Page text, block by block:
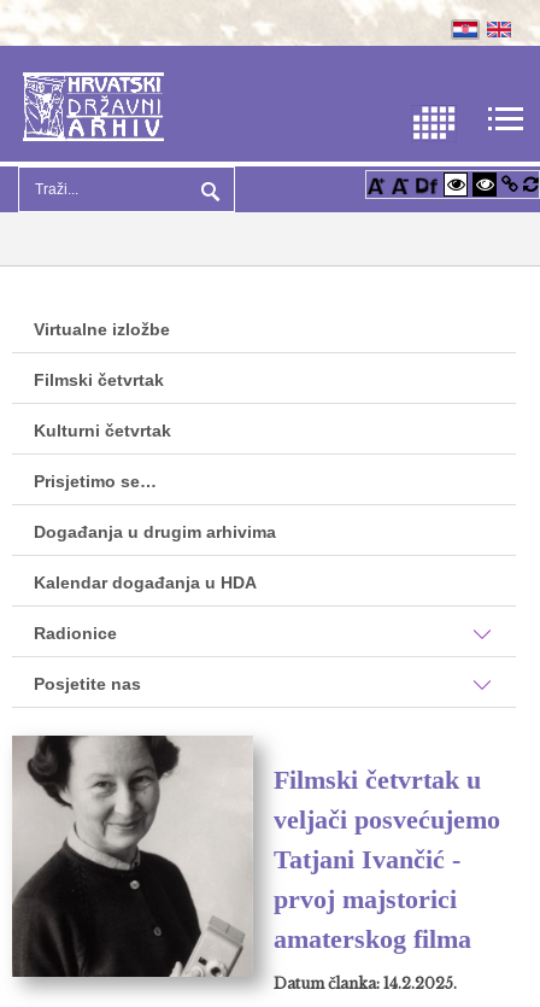
Virtualne izložbe
Filmski četvrtak
Kulturni četvrtak
Prisjetimo se…
Događanja u drugim arhivima
Kalendar događanja u HDA
Radionice
Posjetite nas
Filmski četvrtak u
veljači posvećujemo
Tatjani Ivančić -
prvoj majstorici
amaterskog filma
Datum članka: 14.2.2025.